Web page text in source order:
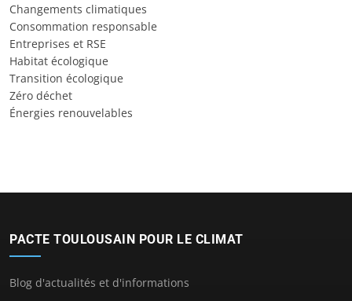
Changements climatiques
Consommation responsable
Entreprises et RSE
Habitat écologique
Transition écologique
Zéro déchet
Énergies renouvelables
PACTE TOULOUSAIN POUR LE CLIMAT
Blog d'actualités et d'informations